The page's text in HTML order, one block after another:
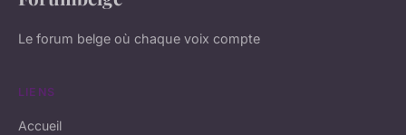
Le forum belge où chaque voix compte
LIENS
Accueil